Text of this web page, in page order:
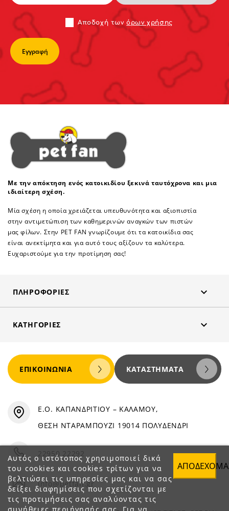
Αποδoχή τωνόρων χρήσης
Με την απόκτηση ενός κατοικιδίου ξεκινά ταυτόχρονα και μια
ιδιαίτερη σχέση.
Μία σχέση η οποία χρειάζεται υπευθυνότητα και αξιοπιστία
στην αντιμετώπιση των καθημερινών αναγκών των πιστών
μας φίλων. Στην PET FAN γνωρίζουμε ότι τα κατοικίδια σας
είναι ανεκτίμητα και για αυτό τους αξίζουν τα καλύτερα.
Ευχαριστούμε για την προτίμηση σας!
ΠΛΗΡΟΦΟΡΊΕΣ 
ΚΑΤΗΓΟΡΊΕΣ 
Αυτός ο ιστότοπος χρησιμοποιεί δικά
του cookies και cookies τρίτων για να
βελτιώσει τις υπηρεσίες μας και να σας
δείξει διαφημίσεις που σχετίζονται με
τις προτιμήσεις σας αναλύοντας τις
ΕΠΙΚΟΙΝΩΝΊΑ ΚΑΤΑΣΤΉΜΑΤΑ
Ε.Ο. ΚΑΠΑΝΔΡΙΤΙΟΥ – ΚΑΛΑΜΟΥ,
ΘΕΣΗ ΝΤΑΡΑΜΠΟΥΖΙ 19014 ΠΟΛΥΔΕΝΔΡΙ
22950 22292
info@petfan.gr